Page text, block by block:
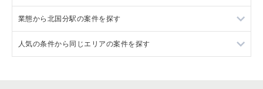
千葉県のイタリア料理の居抜き売却物件の案件一覧
千葉県の中華の居抜き売却物件の案件一覧
松戸市のイタリア料理の居抜き売却物件の案件一覧
松戸市の中華の居抜き売却物件の案件一覧
松戸駅のラーメンの居抜き売却物件の案件一覧
松戸駅のイタリア料理の居抜き売却物件の案件一覧
業態から北国分駅の案件を探す
北国分駅のラーメンの居抜き売却物件の案件一覧
人気の条件から同じエリアの案件を探す